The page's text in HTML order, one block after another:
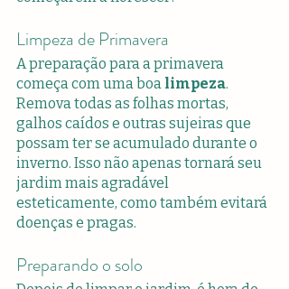
Limpeza de Primavera
A preparação para a primavera
começa com uma boa limpeza.
Remova todas as folhas mortas,
galhos caídos e outras sujeiras que
possam ter se acumulado durante o
inverno. Isso não apenas tornará seu
jardim mais agradável
esteticamente, como também evitará
doenças e pragas.
Preparando o solo